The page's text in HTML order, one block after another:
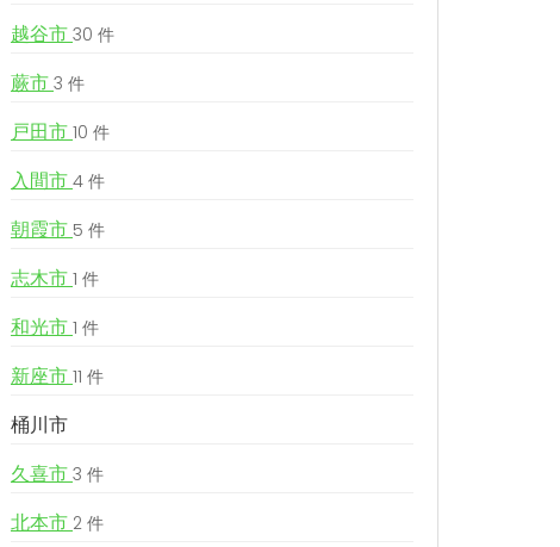
越谷市 30 件
蕨市 3 件
戸田市 10 件
入間市 4 件
朝霞市 5 件
志木市 1 件
和光市 1 件
新座市 11 件
桶川市
久喜市 3 件
北本市 2 件